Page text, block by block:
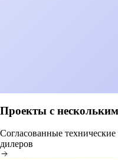
Проекты с
Согласованные технические
дилеров